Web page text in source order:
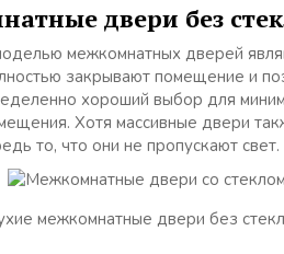
двери без
межкомнатных дверей
закрывают помещение и
хороший выбор для
Хотя массивные двери
то, что они не пропускают свет.
межкомнатные двери без